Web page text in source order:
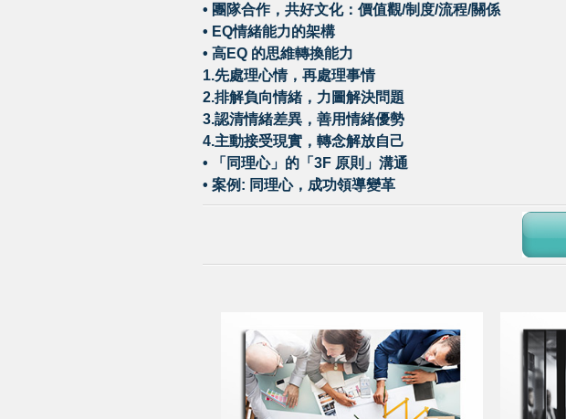
• 團隊合作，共好文化：價值觀/制度/流程/關係
• EQ情緒能力的架構
• 高EQ 的思維轉換能力
1.先處理心情，再處理事情
2.排解負向情緒，力圖解決問題
3.認清情緒差異，善用情緒優勢
4.主動接受現實，轉念解放自己
•
「同理心」的「3F 原則」溝通
• 案例: 同理心，成功領導變革